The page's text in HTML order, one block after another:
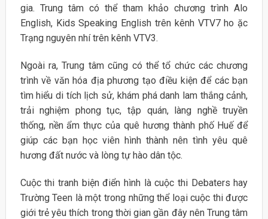
gia. Trung tâm có thể tham khảo chương trình Alo
English, Kids Speaking English trên kênh VTV7 ho ặc
Trạng nguyên nhí trên kênh VTV3.
Ngoài ra, Trung tâm cũng có thể tổ chức các chương
trình về văn hóa địa phương tạo điều kiện để các bạn
tìm hiểu di tích lịch sử, khám phá danh lam thắng cảnh,
trải nghiệm phong tục, tập quán, làng nghề truyền
thống, nền ẩm thực của quê hương thành phố Huế để
giúp các bạn học viên hình thành nên tình yêu quê
hương đất nước và lòng tự hào dân tộc.
Cuộc thi tranh biện điển hình là cuộc thi Debaters hay
Trường Teen là một trong những thể loại cuộc thi được
giới trẻ yêu thích trong thời gian gần đây nên Trung tâm